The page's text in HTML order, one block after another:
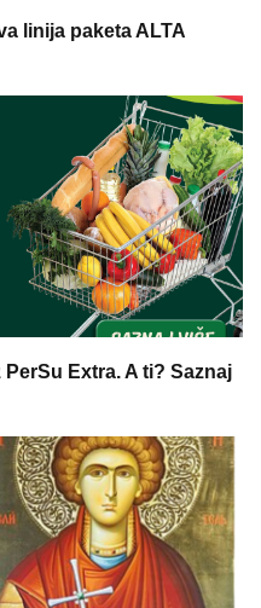
linija paketa ALTA
Extra. A ti? Saznaj